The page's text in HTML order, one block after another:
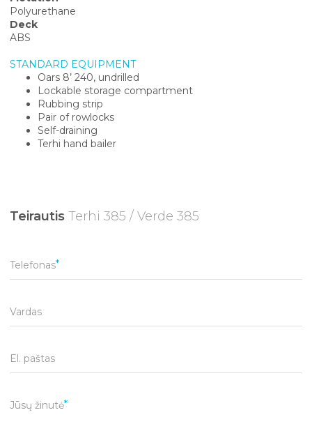
Polyurethane
Deck
ABS
STANDARD EQUIPMENT
Oars 8’ 240, undrilled
Lockable storage compartment
Rubbing strip
Pair of rowlocks
Self-draining
Terhi hand bailer
Teirautis Terhi 385 / Verde 385
Telefonas
Vardas
El. paštas
Jūsų žinutė